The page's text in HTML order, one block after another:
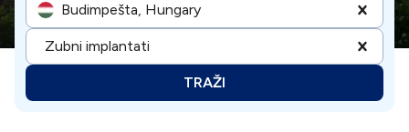
Budimpešta, Hungary
Zubni implantati
TRAŽI